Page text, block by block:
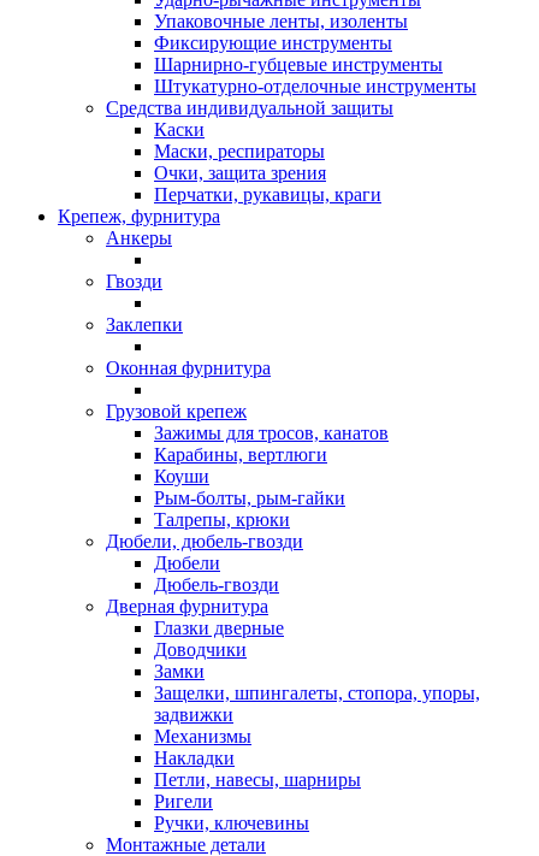
Упаковочные ленты, изоленты
Фиксирующие инструменты
Шарнирно-губцевые инструменты
Штукатурно-отделочные инструменты
Средства индивидуальной защиты
Каски
Маски, респираторы
Очки, защита зрения
Перчатки, рукавицы, краги
Крепеж, фурнитура
Анкеры
Гвозди
Заклепки
Оконная фурнитура
Грузовой крепеж
Зажимы для тросов, канатов
Карабины, вертлюги
Коуши
Рым-болты, рым-гайки
Талрепы, крюки
Дюбели, дюбель-гвозди
Дюбели
Дюбель-гвозди
Дверная фурнитура
Глазки дверные
Доводчики
Замки
Защелки, шпингалеты, стопора, упоры,
задвижки
Механизмы
Накладки
Петли, навесы, шарниры
Ригели
Ручки, ключевины
Монтажные детали